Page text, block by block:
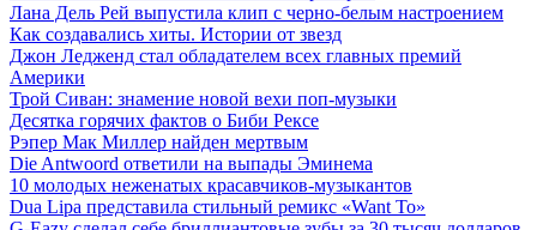
Лана Дель Рей выпустила клип с черно-белым настроением
Как создавались хиты. Истории от звезд
Джон Ледженд стал обладателем всех главных премий
Америки
Трой Сиван: знамение новой вехи поп-музыки
Десятка горячих фактов о Биби Рексе
Рэпер Мак Миллер найден мертвым
Die Antwoord ответили на выпады Эминема
10 молодых неженатых красавчиков-музыкантов
Dua Lipa представила стильный ремикс «Want To»